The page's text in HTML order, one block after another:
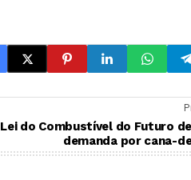
Lei do Combustível do Futuro
demanda por cana-